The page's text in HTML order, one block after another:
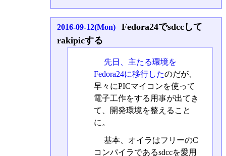
2016-09-12(Mon)
Fedora24でsdccして
rakipicする
先日、主たる環境を
Fedora24に移行したのだが、
早々にPICマイコンを使って
電子工作をする用事が出てき
て、開発環境を整えること
に。
基本、オイラはフリーのC
コンパイラであるsdccを愛用